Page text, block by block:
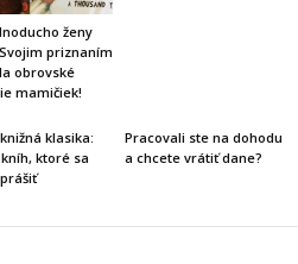
ženy
priznaním
obrovské
mamičiek!
klasika:
ktoré sa
Pracovali ste na dohodu
a chcete vrátiť dane?